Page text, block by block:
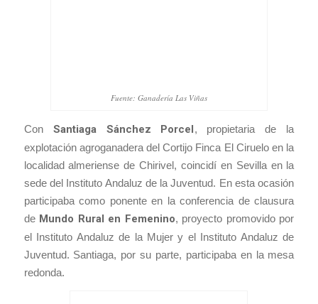
Fuente: Ganadería Las Viñas
Con Santiaga Sánchez Porcel, propietaria de la
explotación agroganadera del Cortijo Finca El Ciruelo en la
localidad almeriense de Chirivel, coincidí en Sevilla en la
sede del Instituto Andaluz de la Juventud. En esta ocasión
participaba como ponente en la conferencia de clausura
de Mundo Rural en Femenino, proyecto promovido por
el Instituto Andaluz de la Mujer y el Instituto Andaluz de
Juventud. Santiaga, por su parte, participaba en la mesa
redonda.